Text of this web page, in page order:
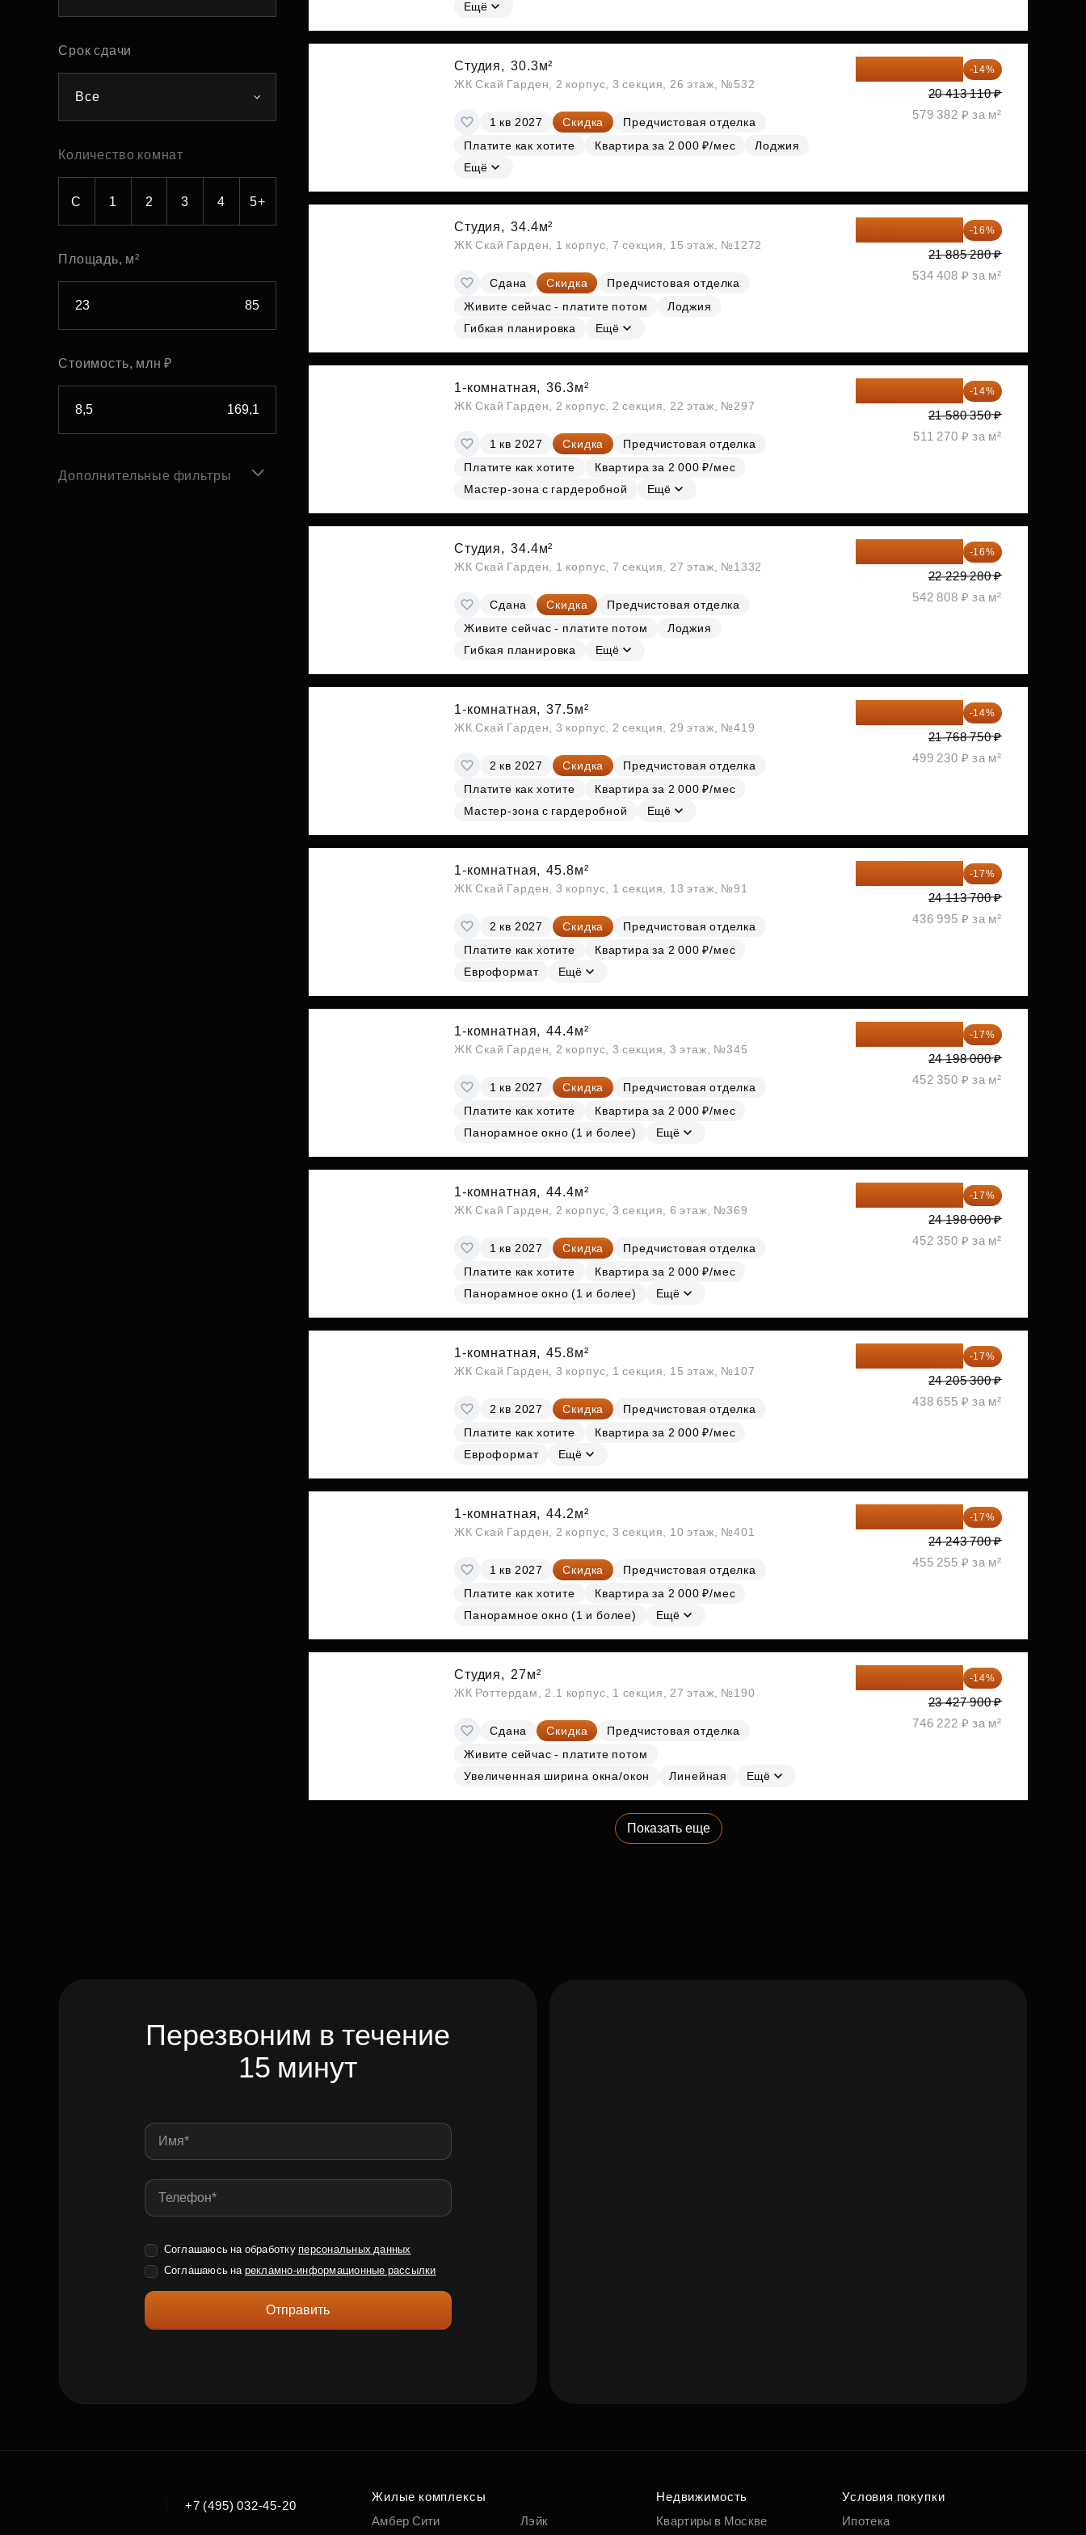
Рефинансирование
Субсидии
Срок сдачи
Все
Количество комнат
С 1 2 3 4 5+
Площадь, м²
Стоимость, млн ₽
Дополнительные фильтры
Ещё
Студия, 30.3м²
ЖК Скай Гарден, 2 корпус, 3 секция, 26 этаж, №532
1 кв 2027 Скидка
Предчистовая отделка
Платите как хотите
Квартира за 2 000 ₽/мес
Лоджия
Ещё
-14%
20 413 110 ₽
579 382 ₽ за м²
Студия, 34.4м²
ЖК Скай Гарден, 1 корпус, 7 секция, 15 этаж, №1272
Сдана Скидка
Предчистовая отделка
Живите сейчас - платите потом
Лоджия
Гибкая планировка
Ещё
-16%
21 885 280 ₽
534 408 ₽ за м²
1-комнатная, 36.3м²
ЖК Скай Гарден, 2 корпус, 2 секция, 22 этаж, №297
1 кв 2027 Скидка
Предчистовая отделка
Платите как хотите
Квартира за 2 000 ₽/мес
Мастер-зона с гардеробной
Ещё
-14%
21 580 350 ₽
511 270 ₽ за м²
Студия, 34.4м²
ЖК Скай Гарден, 1 корпус, 7 секция, 27 этаж, №1332
Сдана Скидка
Предчистовая отделка
Живите сейчас - платите потом
Лоджия
Гибкая планировка
Ещё
-16%
22 229 280 ₽
542 808 ₽ за м²
1-комнатная, 37.5м²
ЖК Скай Гарден, 3 корпус, 2 секция, 29 этаж, №419
2 кв 2027 Скидка
Предчистовая отделка
Платите как хотите
Квартира за 2 000 ₽/мес
Мастер-зона с гардеробной
Ещё
-14%
21 768 750 ₽
499 230 ₽ за м²
1-комнатная, 45.8м²
ЖК Скай Гарден, 3 корпус, 1 секция, 13 этаж, №91
2 кв 2027 Скидка
Предчистовая отделка
Платите как хотите
Квартира за 2 000 ₽/мес
Евроформат
Ещё
-17%
24 113 700 ₽
436 995 ₽ за м²
1-комнатная, 44.4м²
ЖК Скай Гарден, 2 корпус, 3 секция, 3 этаж, №345
1 кв 2027 Скидка
Предчистовая отделка
Платите как хотите
Квартира за 2 000 ₽/мес
Панорамное окно (1 и более)
Ещё
-17%
24 198 000 ₽
452 350 ₽ за м²
1-комнатная, 44.4м²
ЖК Скай Гарден, 2 корпус, 3 секция, 6 этаж, №369
1 кв 2027 Скидка
Предчистовая отделка
Платите как хотите
Квартира за 2 000 ₽/мес
Панорамное окно (1 и более)
Ещё
-17%
24 198 000 ₽
452 350 ₽ за м²
1-комнатная, 45.8м²
ЖК Скай Гарден, 3 корпус, 1 секция, 15 этаж, №107
2 кв 2027 Скидка
Предчистовая отделка
Платите как хотите
Квартира за 2 000 ₽/мес
Евроформат
Ещё
-17%
24 205 300 ₽
438 655 ₽ за м²
1-комнатная, 44.2м²
ЖК Скай Гарден, 2 корпус, 3 секция, 10 этаж, №401
1 кв 2027 Скидка
Предчистовая отделка
Платите как хотите
Квартира за 2 000 ₽/мес
Панорамное окно (1 и более)
Ещё
-17%
24 243 700 ₽
455 255 ₽ за м²
Студия, 27м²
ЖК Роттердам, 2.1 корпус, 1 секция, 27 этаж, №190
Сдана Скидка
Предчистовая отделка
Живите сейчас - платите потом
Увеличенная ширина окна/окон
Линейная Ещё
-14%
23 427 900 ₽
746 222 ₽ за м²
Показать еще
Перезвоним в течение
15 минут
Соглашаюсь на обработку персональных данных
Соглашаюсь на рекламно-информационные рассылки
Отправить
+7 (495) 032-45-20
Жилые комплексы
Амбер Сити
Лэйк
Недвижимость
Квартиры в Москве
Условия покупки
Ипотека